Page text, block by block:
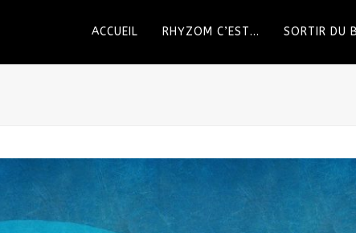
ACCUEIL RHYZOM C’EST… SORTIR DU